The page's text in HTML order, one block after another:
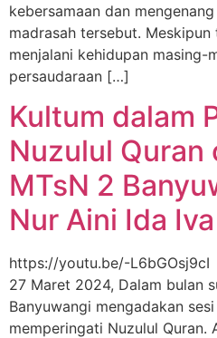
kebersamaan dan
madrasah tersebut.
menjalani kehidupan masing-
persaudaraan […]
Kultum dalam
Nuzulul Quran
MTsN 2
Nur Aini Ida Iva
https://youtu.be/-L6bGOsj9cI
27 Maret 2024, Dalam bulan
Banyuwangi mengadakan
memperingati Nuzulul Quran.